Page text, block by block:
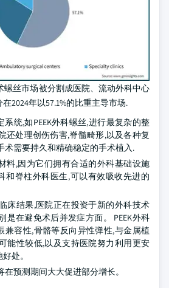
螺丝市场被分割成医院、流动外科中心
2024年以57.1%的比重主导市场.
统,如PEEK外科螺丝,进行最复杂的整
还处理创伤伤害,脊髓畸形,以及各种复
术需要持久和精确稳定的手术植入.
料,因为它们拥有合适的外科基础设施
和脊柱外科医生,可以有效吸收先进的
床结果,医院正在投资于新的外科技术
是在避免术后并发症方面。 PEEK外科
兼容性,骨骼等反向异性弹性,与金属植
能性较低,以及支持医院努力利用更安
处。
预测期间大大促进部分增长。